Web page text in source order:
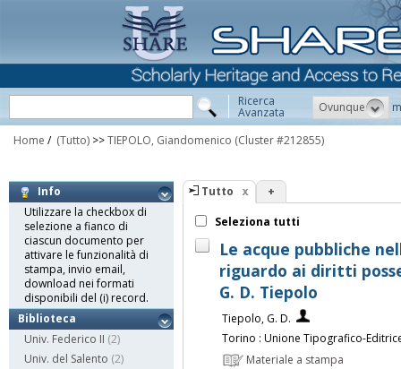
Ricerca
Avanzata Ovunque
Home / (Tutto) >>TIEPOLO, Giandomenico (Cluster #212855)
Info
Utilizzare la checkbox di
selezione a fianco di
ciascun documento per
attivare le funzionalità di
stampa, invio email,
download nei formati
disponibili del (i) record.
Biblioteca
Univ. Federico II (2)
Univ. del Salento (2)
Tutto +
Seleziona tutti
Le acque pubbliche
riguardo ai diritti
G. D. Tiepolo
Tiepolo, G. D.
Torino : Unione Tipografico-
Materiale a stampa